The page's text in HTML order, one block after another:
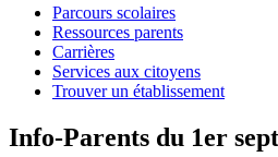
Parcours scolaires
Ressources parents
Carrières
Services aux citoyens
Trouver un établissement
Info-Parents du 1er